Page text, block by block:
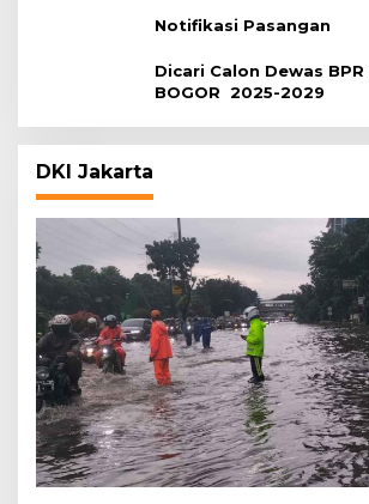
Notifikasi Pasangan
Dicari Calon Dewas BPR
BOGOR 2025-2029
DKI Jakarta